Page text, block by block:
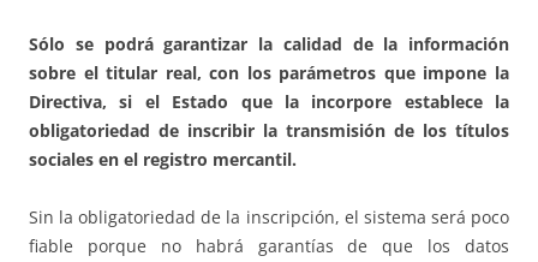
Sólo se podrá garantizar la calidad de la información
sobre el titular real, con los parámetros que impone la
Directiva, si el Estado que la incorpore establece la
obligatoriedad de inscribir la transmisión de los títulos
sociales en el registro mercantil.
Sin la obligatoriedad de la inscripción, el sistema será poco
fiable porque no habrá garantías de que los datos